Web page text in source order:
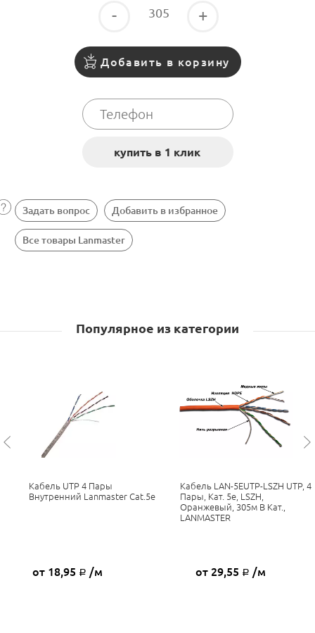
- +
Добавить в корзину
Задать вопрос Добавить в избранное
Все товары Lanmaster
Популярное из категории
Кабель UTP 4 Пары
Внутренний Lanmaster Cat.5е
от 18,95 Р /м
Кабель LAN-5EUTP-LSZH UTP, 4
Пары, Кат. 5e, LSZH,
Оранжевый, 305м В Кат.,
LANMASTER
от 29,55 Р /м